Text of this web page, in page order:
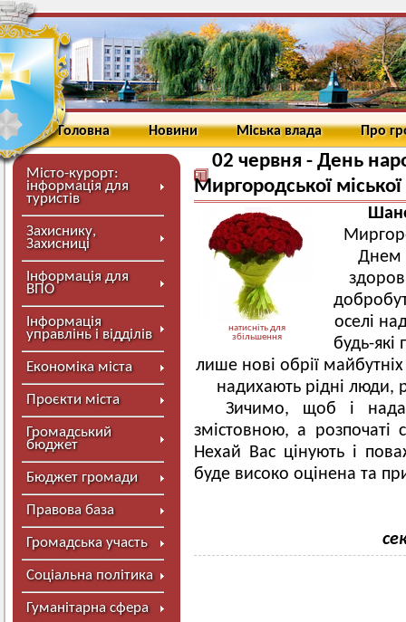
Головна Новини Міська влада Про
Місто-курорт:
інформація для
туристів
Захиснику,
Захисниці
Інформація для
ВПО
Інформація
управлінь і відділів
Економіка міста
Проєкти міста
Громадський
бюджет
Бюджет громади
Правова база
Громадська участь
Соціальна політика
Гуманітарна сфера
02 червня - День
Миргородської
натисніть для
збільшення
Днем
оселі
будь-
лише нові обрії
надихають рідні люди,
Зичимо, щоб і
змістовною, а розпочаті
Нехай Вас цінують і
буде високо оцінена та